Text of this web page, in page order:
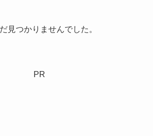
見つかりませんでした。
PR